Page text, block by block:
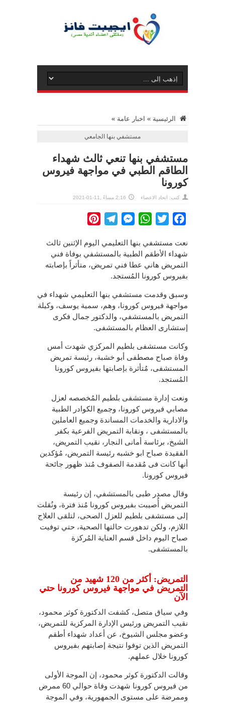
الرئيسية » اخبار عامة »
مستشفي بنها الجامعي
مستشفي بنها تنعي ثالث شهداء
الطاقم الطبي في مواجهة فيروس
كورونا
كتب: اتحاد الاعضاء 2:16 مساءً ,11-01-2021
Facebook
Twitter
WhatsApp
Messenger
Telegram
نعت مستشفي بنها التعليمي اليوم الإثنين ثالث
شهداء الأطقم الطبية بالمستشفي بوفاة فني
التمريض هاني عطا فني تمريض، متأثراً بإصابته
بفيروس كورونا المُستجد.
وسبق وقدمت مستشفي بنها التعليمي شهداء في
مواجهة فيروس كورونا، وهم، سمية يوسف، وكيلة
التمريض بالمستشفي، والدكتور جمال فكرى
إستشارى العظام بالمستشفى.
وكانت مستشفى بلطيم المركزي شهدت أمس
وفاة صباح مصطفى أبو خشبة، رئيسة تمريض
المستشفى، مُتأثرة بإصابتها بفيروس كورونا
المُستجد.
ونعت إدارة مستشفى بلطيم المُخصصه لعزل
مصابي فيروس كورونا، وجميع الكوادر الطبية
والادارية والخدمات المساندة وجميع العاملين
بالمستشفى ، ونقابة التمريض الفرعية بكفر
الشيخ، برئاسة أمانى النجار، نقيب التمريض،
الفقيدة صباح ابو خشبه رئيسة التمريض، مُؤكدين
أنها كانت فى مُقدمة الصفوف مُنذ ظهور جائحة
فيروس كورونا.
وقال مصدر طبى بالمستشفي، إن رئيسة
التمريض أُصيبت بفيروس كورونا مُنذ فترة، ونُقلت
إلى مستشفى بلطيم للعزل الصحى، لتلقى العلاج
اللازم، ولكن تدهورت حالتها الصحية، حتي توفيت
صباح اليوم داخل قسم العناية المُركزة
بالمستشفى.
التمريض: أكثر من 120 شهيد من
التمريض في مواجهة فيروس كورونا حتي
الآن
وفي سياق متصل، كشفت الدكتورة كوثر محمود،
نقيب التمريض ورئيس الإدارة المركزية للتمريض،
وعضو مجلس الشيوخ، عن أعداد شهداء أطقم
التمريض الذين توفوا نتيجة إصابتهم بفيروس
كورونا خلال عملهم.
وقالت الدكتورة كوثر محمود، إن الموجة الأولى
من فيروس كورونا شهدت وفاة حوالي 60 ممرض
وممرضة على مستوى الجمهورية، وفي الموجة